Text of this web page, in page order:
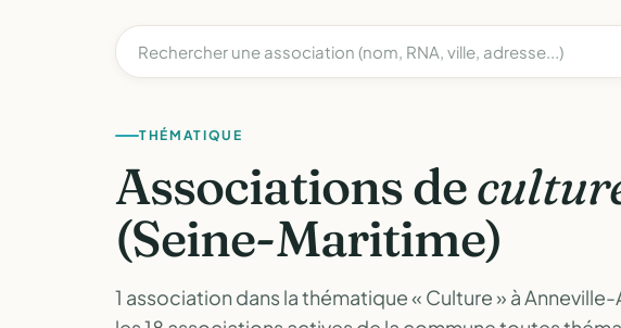
THÉMATIQUE
Associations de
(Seine-Maritime)
1 association dans la thématique « Culture » à